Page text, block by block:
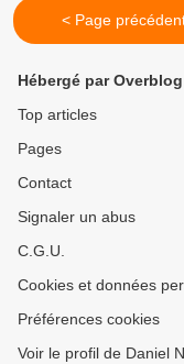
< Page
Hébergé par Overblog
Top articles
Pages
Contact
Signaler un abus
C.G.U.
Cookies et données
Préférences cookies
Voir le profil de Daniel